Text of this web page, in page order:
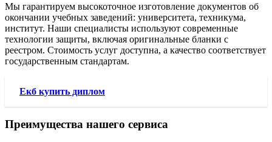
Мы гарантируем высокоточное изготовление документов об
окончании учебных заведений: университета, техникума,
институт. Наши специалисты используют современные
технологии защиты, включая оригинальные бланки с
реестром. Стоимость услуг доступна, а качество соответствует
государственным стандартам.
Екб купить диплом
Преимущества нашего сервиса